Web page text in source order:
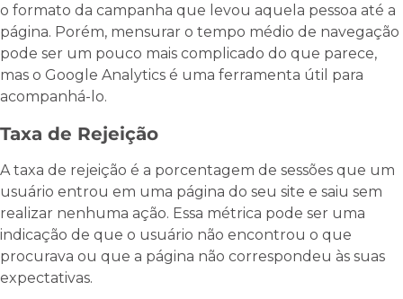
o formato da campanha que levou aquela pessoa até a
página. Porém, mensurar o tempo médio de navegação
pode ser um pouco mais complicado do que parece,
mas o Google Analytics é uma ferramenta útil para
acompanhá-lo.
Taxa de Rejeição
A taxa de rejeição é a porcentagem de sessões que um
usuário entrou em uma página do seu site e saiu sem
realizar nenhuma ação. Essa métrica pode ser uma
indicação de que o usuário não encontrou o que
procurava ou que a página não correspondeu às suas
expectativas.